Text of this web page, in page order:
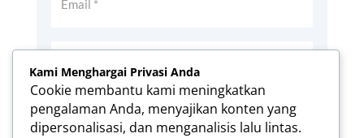
Simpan nama, email, dan situs web saya
pada peramban ini untuk komentar saya
Kami Menghargai Privasi Anda
Cookie membantu kami meningkatkan
pengalaman Anda, menyajikan konten yang
dipersonalisasi, dan menganalisis lalu lintas.